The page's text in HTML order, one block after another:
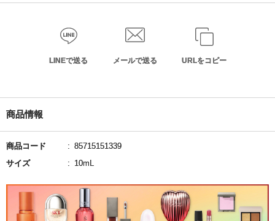
LINEで送る メールで送る URLをコピー
商品情報
商品コード
85715151339
サイズ
10mL